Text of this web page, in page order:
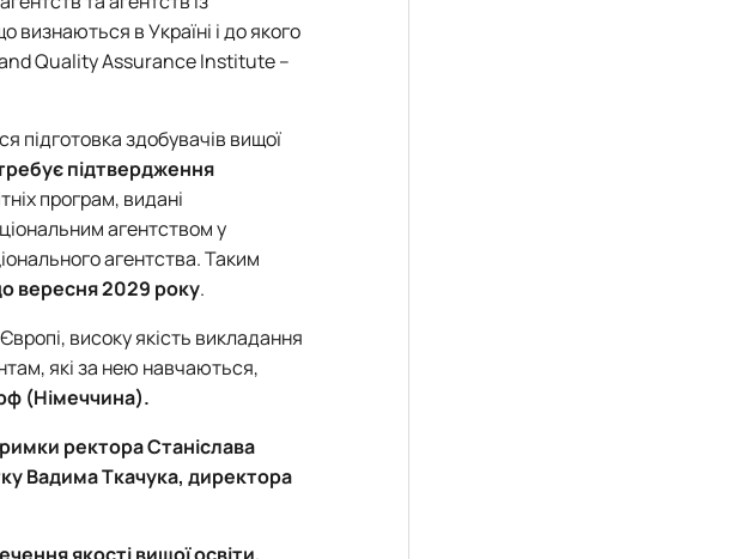
визнаються в Україні і до якого
and Quality Assurance Institute –
підготовка здобувачів вищої
підтвердження
програм, видані
агентством у
агентства. Таким
вересня 2029 року.
високу якість викладання
які за нею навчаються,
(Німеччина).
ректора Станіслава
Вадима Ткачука, директора